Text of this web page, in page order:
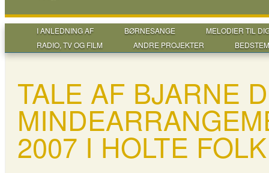
I ANLEDNING AF BØRNESANGE
MELODIER TIL
RADIO, TV OG FILM
ANDRE PROJEKTER
TALE AF BJARNE
2007 I HOLTE